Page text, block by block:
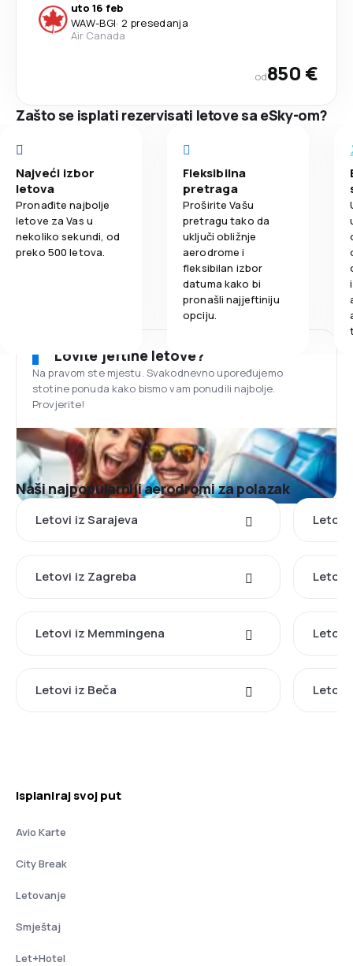
uto 16 feb
WAW-BGI· 2 presedanja
Air Canada
od850 €
Zašto se isplati rezervisati letove sa eSky-om?
Najveći izbor
letova
Pronađite najbolje
letove za Vas u
nekoliko sekundi, od
preko 500 letova.
Fleksibilna
pretraga
Proširite Vašu
pretragu tako da
uključi obližnje
aerodrome i
fleksibilan izbor
datuma kako bi
pronašli najjeftiniju
opciju.
Lovite jeftine letove?
Na pravom ste mjestu. Svakodnevno upoređujemo
stotine ponuda kako bismo vam ponudili najbolje.
Provjerite!
Naši najpopularniji aerodromi za polazak
Letovi iz Sarajeva Letovi
Letovi iz Zagreba Letovi
Letovi iz Memmingena Letovi
Letovi iz Beča Letovi
Isplaniraj svoj put
Avio Karte
City Break
Letovanje
Smještaj
Let+Hotel